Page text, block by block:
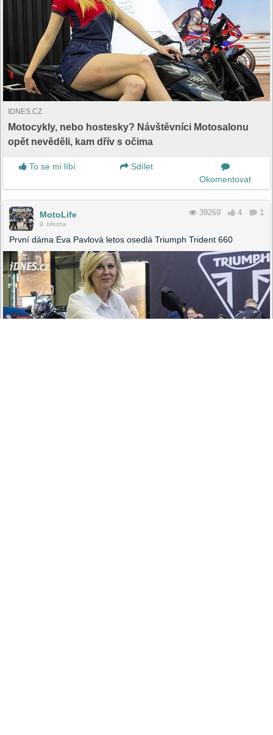
IDNES.CZ
Motocykly, nebo hostesky? Návštěvníci Motosalonu
opět nevěděli, kam dřív s očima
To se mi líbí
Sdílet
Okomentovat
MotoLife
9. března
39269 4 1
První dáma Eva Pavlová letos osedlá Triumph Trident 660